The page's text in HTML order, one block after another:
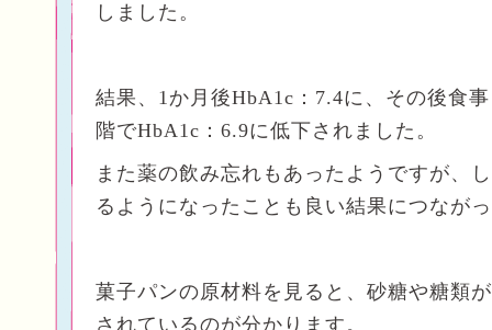
しました。
結果、1か月後HbA1c：7.4に、その後食
階でHbA1c：6.9に低下されました。
また薬の飲み忘れもあったようですが、
るようになったことも良い結果につなが
菓子パンの原材料を見ると、砂糖や糖類
されているのが分かります。